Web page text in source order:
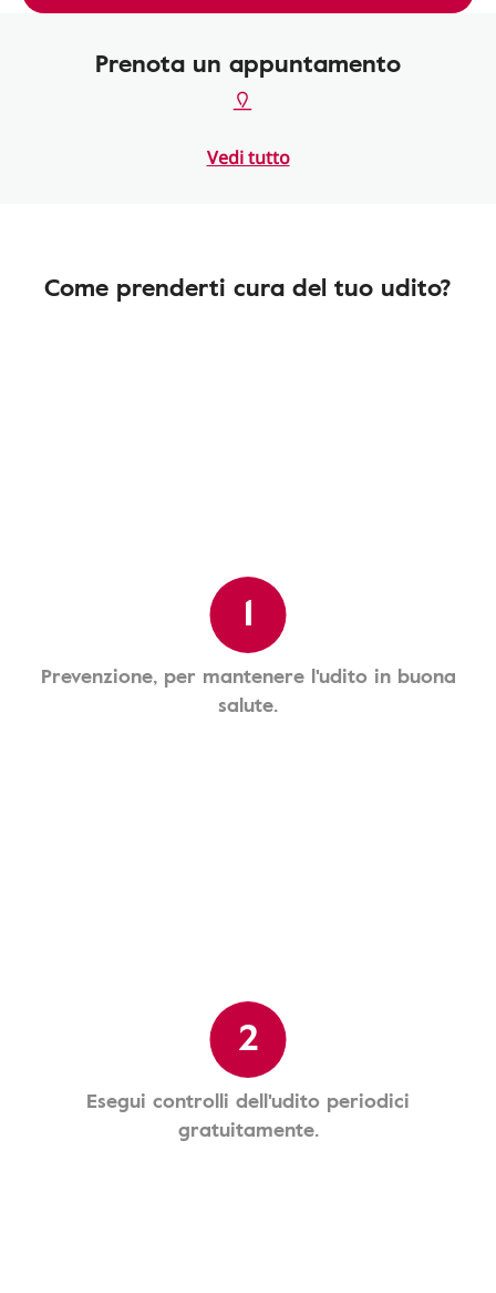
Prenota un appuntamento
Vedi tutto
Come prenderti cura del tuo udito?
1
Prevenzione, per mantenere l'udito in buona
salute.
2
Esegui controlli dell'udito periodici
gratuitamente.